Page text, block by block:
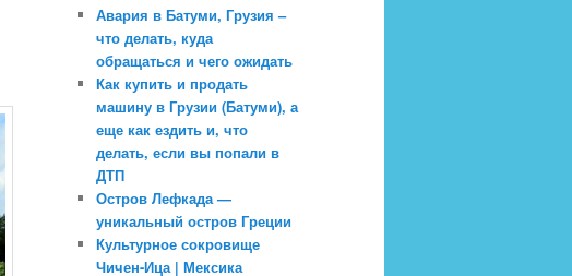
Авария в Батуми, Грузия –
что делать, куда
обращаться и чего ожидать
Как купить и продать
машину в Грузии (Батуми), а
еще как ездить и, что
делать, если вы попали в
ДТП
Остров Лефкада —
уникальный остров Греции
Культурное сокровище
Чичен-Ица | Мексика